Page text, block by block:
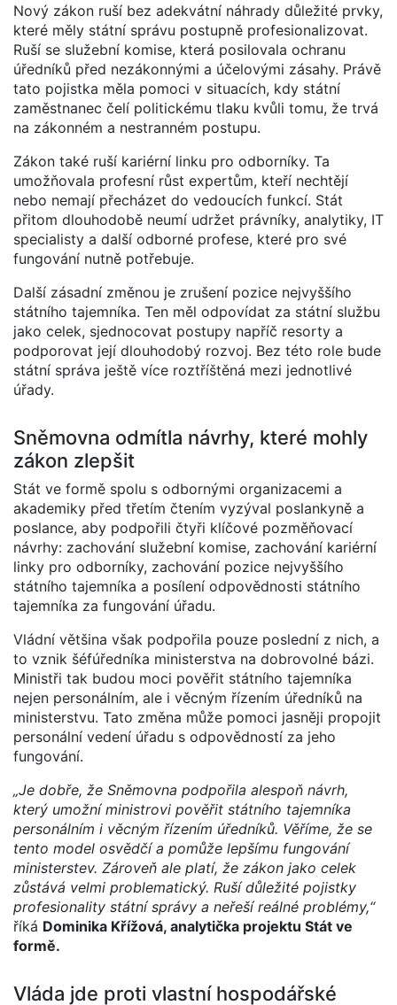
Nový zákon ruší bez adekvátní náhrady důležité prvky,
které měly státní správu postupně profesionalizovat.
Ruší se služební komise, která posilovala ochranu
úředníků před nezákonnými a účelovými zásahy. Právě
tato pojistka měla pomoci v situacích, kdy státní
zaměstnanec čelí politickému tlaku kvůli tomu, že trvá
na zákonném a nestranném postupu.
Zákon také ruší kariérní linku pro odborníky. Ta
umožňovala profesní růst expertům, kteří nechtějí
nebo nemají přecházet do vedoucích funkcí. Stát
přitom dlouhodobě neumí udržet právníky, analytiky, IT
specialisty a další odborné profese, které pro své
fungování nutně potřebuje.
Další zásadní změnou je zrušení pozice nejvyššího
státního tajemníka. Ten měl odpovídat za státní službu
jako celek, sjednocovat postupy napříč resorty a
podporovat její dlouhodobý rozvoj. Bez této role bude
státní správa ještě více roztříštěná mezi jednotlivé
úřady.
Sněmovna odmítla návrhy, které mohly
zákon zlepšit
Stát ve formě spolu s odbornými organizacemi a
akademiky před třetím čtením vyzýval poslankyně a
poslance, aby podpořili čtyři klíčové pozměňovací
návrhy: zachování služební komise, zachování kariérní
linky pro odborníky, zachování pozice nejvyššího
státního tajemníka a posílení odpovědnosti státního
tajemníka za fungování úřadu.
Vládní většina však podpořila pouze poslední z nich, a
to vznik šéfúředníka ministerstva na dobrovolné bázi.
Ministři tak budou moci pověřit státního tajemníka
nejen personálním, ale i věcným řízením úředníků na
ministerstvu. Tato změna může pomoci jasněji propojit
personální vedení úřadu s odpovědností za jeho
fungování.
„Je dobře, že Sněmovna podpořila alespoň návrh,
který umožní ministrovi pověřit státního tajemníka
personálním i věcným řízením úředníků. Věříme, že se
tento model osvědčí a pomůže lepšímu fungování
ministerstev. Zároveň ale platí, že zákon jako celek
zůstává velmi problematický. Ruší důležité pojistky
profesionality státní správy a neřeší reálné problémy,“
říká Dominika Křížová, analytička projektu Stát ve
formě.
Vláda jde proti vlastní hospodářské